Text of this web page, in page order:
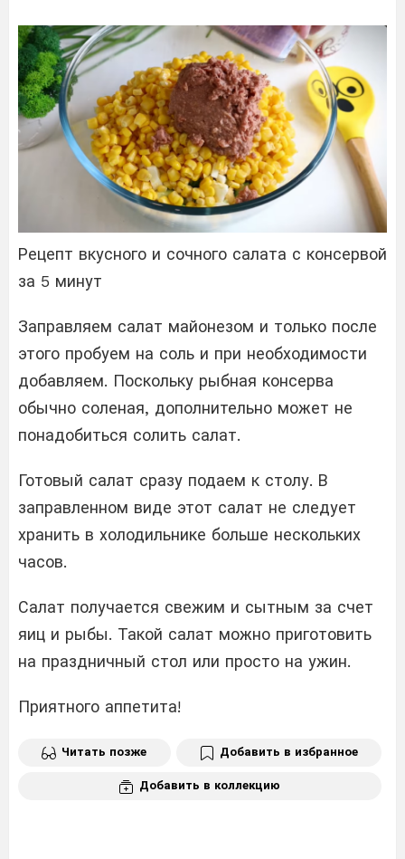
Рецепт вкусного и сочного салата с консервой
за 5 минут
Заправляем салат майонезом и только после
этого пробуем на соль и при необходимости
добавляем. Поскольку рыбная консерва
обычно соленая, дополнительно может не
понадобиться солить салат.
Готовый салат сразу подаем к столу. В
заправленном виде этот салат не следует
хранить в холодильнике больше нескольких
часов.
Салат получается свежим и сытным за счет
яиц и рыбы. Такой салат можно приготовить
на праздничный стол или просто на ужин.
Приятного аппетита!
Читать позже Добавить в избранное
Добавить в коллекцию